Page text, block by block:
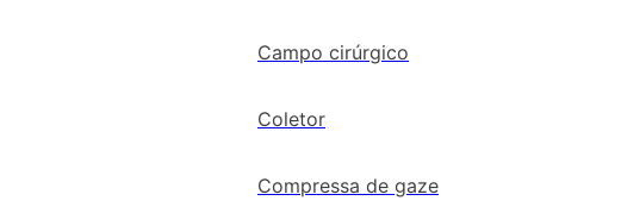
Campo cirúrgico
Coletor
Compressa de gaze